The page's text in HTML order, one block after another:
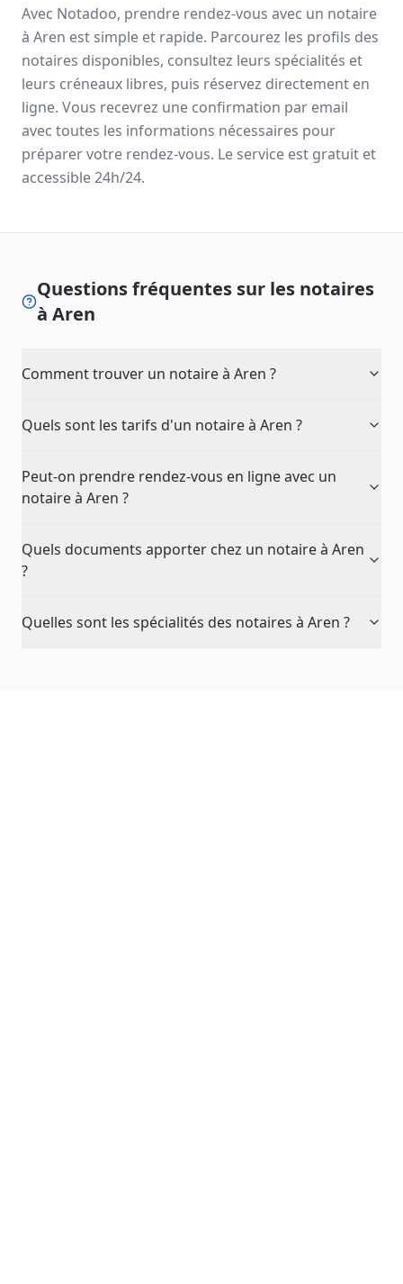
Avec Notadoo, prendre rendez-vous avec un notaire
à Aren est simple et rapide. Parcourez les profils des
notaires disponibles, consultez leurs spécialités et
leurs créneaux libres, puis réservez directement en
ligne. Vous recevrez une confirmation par email
avec toutes les informations nécessaires pour
préparer votre rendez-vous. Le service est gratuit et
accessible 24h/24.
Questions fréquentes sur les notaires
àAren
Comment trouver un notaire à Aren ?
Quels sont les tarifs d'un notaire à Aren ?
Peut-on prendre rendez-vous en ligne avec un
notaire à Aren ?
Quels documents apporter chez un notaire à Aren
?
Quelles sont les spécialités des notaires à Aren ?